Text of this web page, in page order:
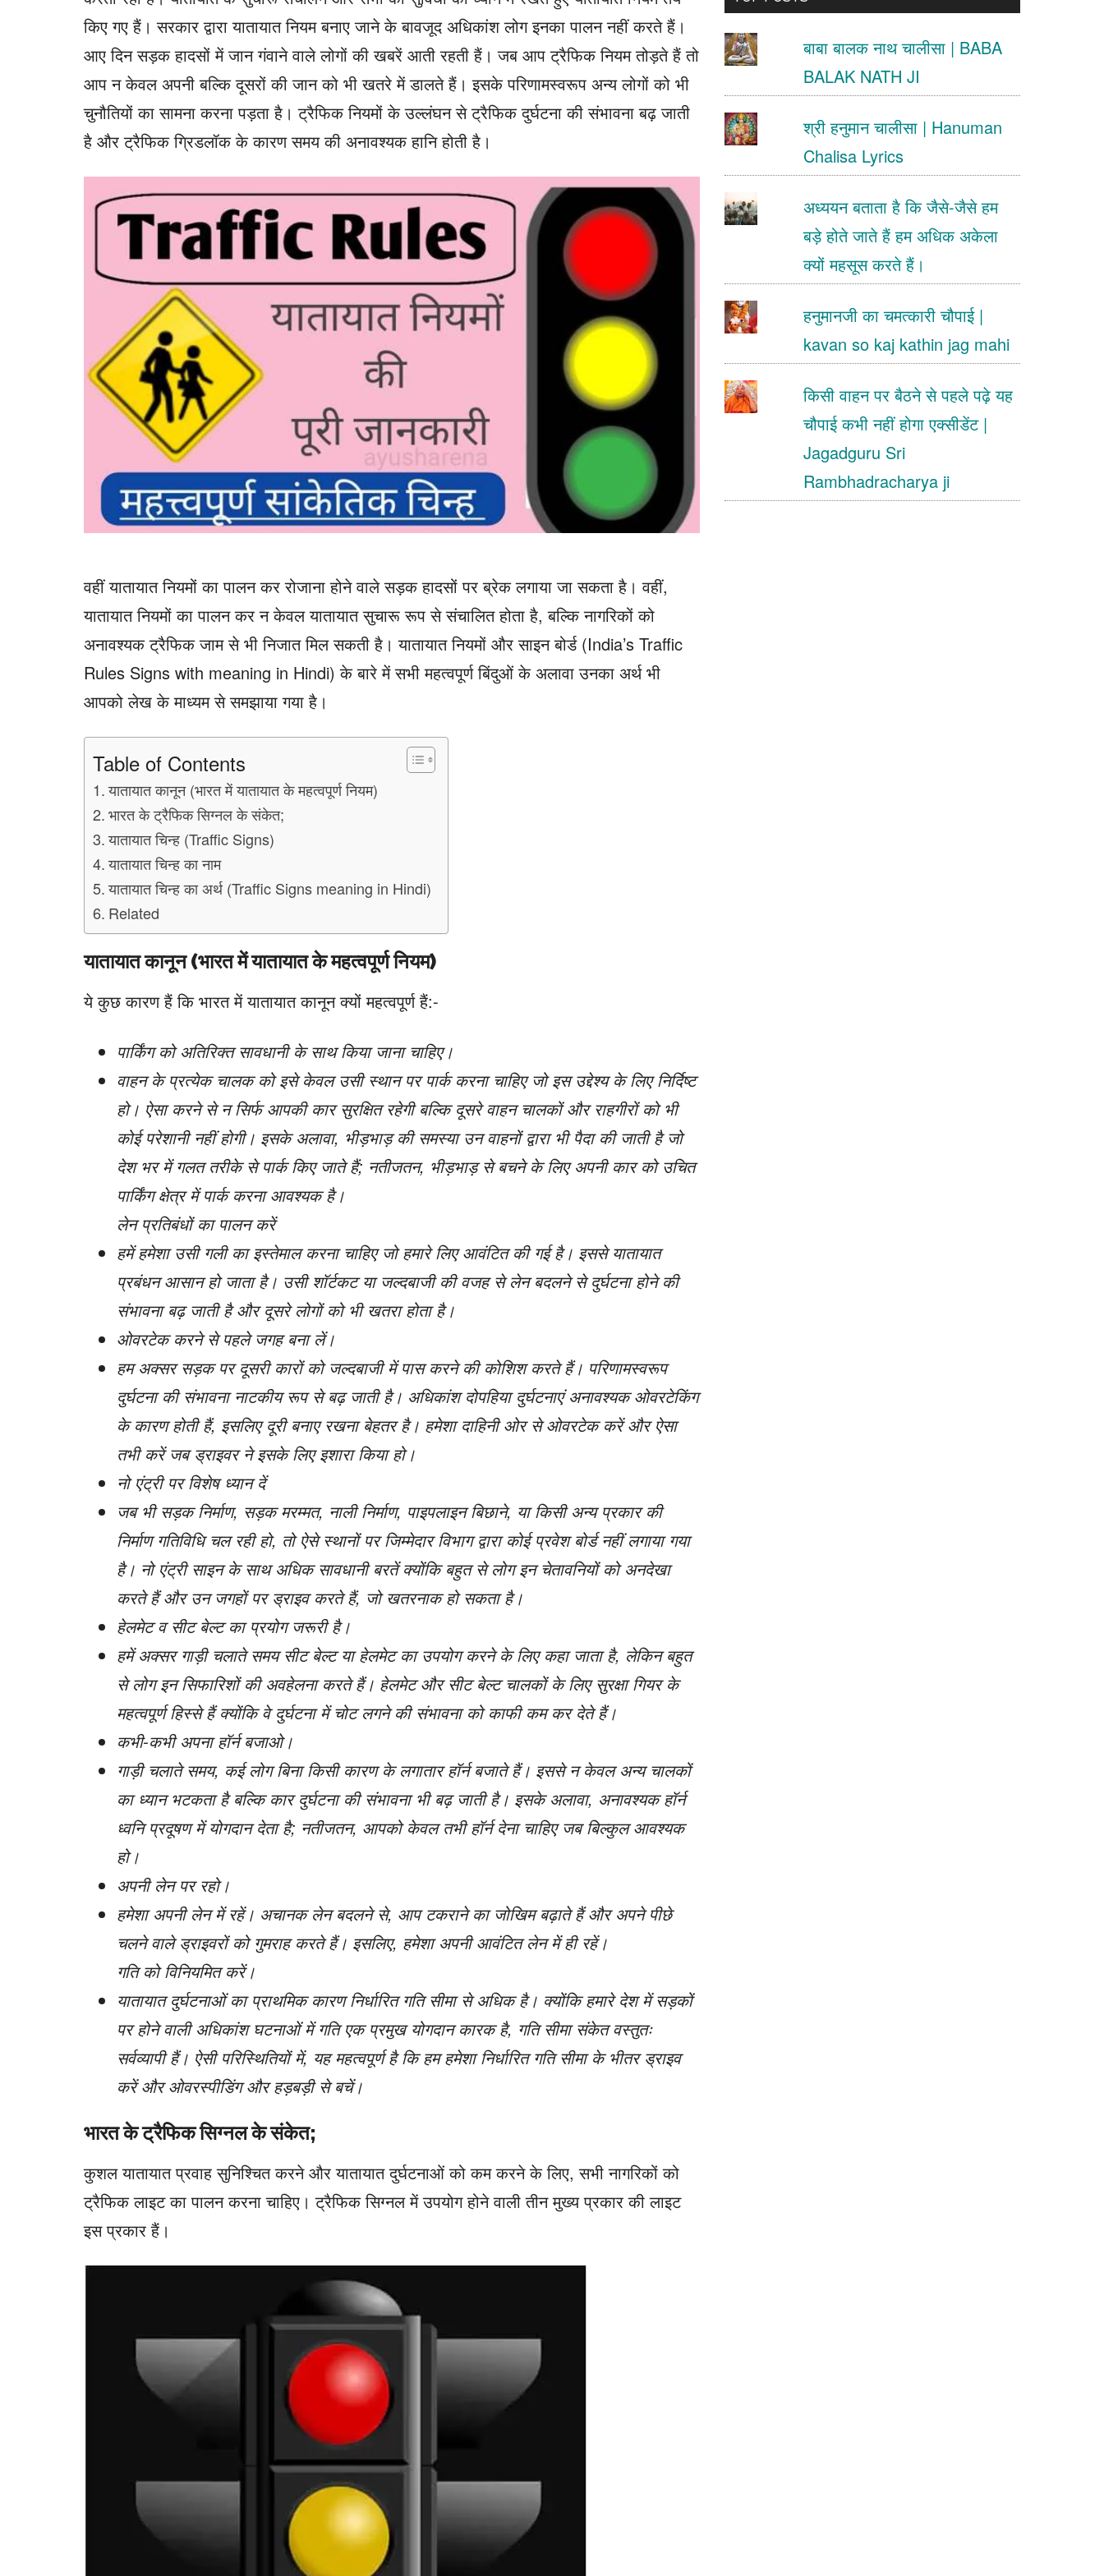
किए गए हैं। सरकार द्वारा यातायात नियम बनाए जाने के बावजूद अधिकांश लोग इनका पालन नहीं करते हैं।
आए दिन सड़क हादसों में जान गंवाने वाले लोगों की खबरें आती रहती हैं। जब आप ट्रैफिक नियम तोड़ते हैं तो
आप न केवल अपनी बल्कि दूसरों की जान को भी खतरे में डालते हैं। इसके परिणामस्वरूप अन्य लोगों को भी
चुनौतियों का सामना करना पड़ता है। ट्रैफिक नियमों के उल्लंघन से ट्रैफिक दुर्घटना की संभावना बढ़ जाती
है और ट्रैफिक ग्रिडलॉक के कारण समय की अनावश्यक हानि होती है।
वहीं यातायात नियमों का पालन कर रोजाना होने वाले सड़क हादसों पर ब्रेक लगाया जा सकता है। वहीं,
यातायात नियमों का पालन कर न केवल यातायात सुचारू रूप से संचालित होता है, बल्कि नागरिकों को
अनावश्यक ट्रैफिक जाम से भी निजात मिल सकती है। यातायात नियमों और साइन बोर्ड (India’s Traffic
Rules Signs with meaning in Hindi) के बारे में सभी महत्वपूर्ण बिंदुओं के अलावा उनका अर्थ भी
आपको लेख के माध्यम से समझाया गया है।
Table of Contents
यातायात कानून (भारत में यातायात के महत्वपूर्ण नियम)
भारत के ट्रैफिक सिग्नल के संकेत;
यातायात चिन्ह (Traffic Signs)
यातायात चिन्ह का नाम
यातायात चिन्ह का अर्थ (Traffic Signs meaning in Hindi)
Related
यातायात कानून (भारत में यातायात के महत्वपूर्ण नियम)
ये कुछ कारण हैं कि भारत में यातायात कानून क्यों महत्वपूर्ण हैं:-
पार्किंग को अतिरिक्त सावधानी के साथ किया जाना चाहिए।
वाहन के प्रत्येक चालक को इसे केवल उसी स्थान पर पार्क करना चाहिए जो इस उद्देश्य के लिए निर्दिष्ट
हो। ऐसा करने से न सिर्फ आपकी कार सुरक्षित रहेगी बल्कि दूसरे वाहन चालकों और राहगीरों को भी
कोई परेशानी नहीं होगी। इसके अलावा, भीड़भाड़ की समस्या उन वाहनों द्वारा भी पैदा की जाती है जो
देश भर में गलत तरीके से पार्क किए जाते हैं; नतीजतन, भीड़भाड़ से बचने के लिए अपनी कार को उचित
पार्किंग क्षेत्र में पार्क करना आवश्यक है।
लेन प्रतिबंधों का पालन करें
हमें हमेशा उसी गली का इस्तेमाल करना चाहिए जो हमारे लिए आवंटित की गई है। इससे यातायात
प्रबंधन आसान हो जाता है। उसी शॉर्टकट या जल्दबाजी की वजह से लेन बदलने से दुर्घटना होने की
संभावना बढ़ जाती है और दूसरे लोगों को भी खतरा होता है।
ओवरटेक करने से पहले जगह बना लें।
हम अक्सर सड़क पर दूसरी कारों को जल्दबाजी में पास करने की कोशिश करते हैं। परिणामस्वरूप
दुर्घटना की संभावना नाटकीय रूप से बढ़ जाती है। अधिकांश दोपहिया दुर्घटनाएं अनावश्यक ओवरटेकिंग
के कारण होती हैं, इसलिए दूरी बनाए रखना बेहतर है। हमेशा दाहिनी ओर से ओवरटेक करें और ऐसा
तभी करें जब ड्राइवर ने इसके लिए इशारा किया हो।
नो एंट्री पर विशेष ध्यान दें
जब भी सड़क निर्माण, सड़क मरम्मत, नाली निर्माण, पाइपलाइन बिछाने, या किसी अन्य प्रकार की
निर्माण गतिविधि चल रही हो, तो ऐसे स्थानों पर जिम्मेदार विभाग द्वारा कोई प्रवेश बोर्ड नहीं लगाया गया
है। नो एंट्री साइन के साथ अधिक सावधानी बरतें क्योंकि बहुत से लोग इन चेतावनियों को अनदेखा
करते हैं और उन जगहों पर ड्राइव करते हैं, जो खतरनाक हो सकता है।
हेलमेट व सीट बेल्ट का प्रयोग जरूरी है।
हमें अक्सर गाड़ी चलाते समय सीट बेल्ट या हेलमेट का उपयोग करने के लिए कहा जाता है, लेकिन बहुत
से लोग इन सिफारिशों की अवहेलना करते हैं। हेलमेट और सीट बेल्ट चालकों के लिए सुरक्षा गियर के
महत्वपूर्ण हिस्से हैं क्योंकि वे दुर्घटना में चोट लगने की संभावना को काफी कम कर देते हैं।
कभी-कभी अपना हॉर्न बजाओ।
गाड़ी चलाते समय, कई लोग बिना किसी कारण के लगातार हॉर्न बजाते हैं। इससे न केवल अन्य चालकों
का ध्यान भटकता है बल्कि कार दुर्घटना की संभावना भी बढ़ जाती है। इसके अलावा, अनावश्यक हॉर्न
ध्वनि प्रदूषण में योगदान देता है; नतीजतन, आपको केवल तभी हॉर्न देना चाहिए जब बिल्कुल आवश्यक
हो।
अपनी लेन पर रहो।
हमेशा अपनी लेन में रहें। अचानक लेन बदलने से, आप टकराने का जोखिम बढ़ाते हैं और अपने पीछे
चलने वाले ड्राइवरों को गुमराह करते हैं। इसलिए, हमेशा अपनी आवंटित लेन में ही रहें।
गति को विनियमित करें।
यातायात दुर्घटनाओं का प्राथमिक कारण निर्धारित गति सीमा से अधिक है। क्योंकि हमारे देश में सड़कों
पर होने वाली अधिकांश घटनाओं में गति एक प्रमुख योगदान कारक है, गति सीमा संकेत वस्तुतः
सर्वव्यापी हैं। ऐसी परिस्थितियों में, यह महत्वपूर्ण है कि हम हमेशा निर्धारित गति सीमा के भीतर ड्राइव
करें और ओवरस्पीडिंग और हड़बड़ी से बचें।
भारत के ट्रैफिक सिग्नल के संकेत;
कुशल यातायात प्रवाह सुनिश्चित करने और यातायात दुर्घटनाओं को कम करने के लिए, सभी नागरिकों को
ट्रैफिक लाइट का पालन करना चाहिए। ट्रैफिक सिग्नल में उपयोग होने वाली तीन मुख्य प्रकार की लाइट
इस प्रकार हैं।
...
बाबा बालक नाथ चालीसा | BABA
BALAK NATH JI
श्री हनुमान चालीसा | Hanuman
Chalisa Lyrics
अध्ययन बताता है कि जैसे-जैसे हम
बड़े होते जाते हैं हम अधिक अकेला
क्यों महसूस करते हैं।
हनुमानजी का चमत्कारी चौपाई |
kavan so kaj kathin jag mahi
किसी वाहन पर बैठने से पहले पढ़े यह
चौपाई कभी नहीं होगा एक्सीडेंट |
Jagadguru Sri
Rambhadracharya ji